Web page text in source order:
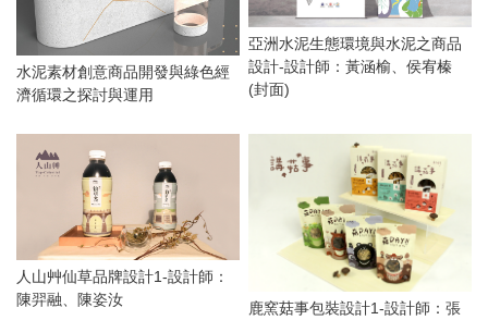
水泥素材創意商品開發與綠色經
濟循環之探討與運用
亞洲水泥生態環境與水泥之商品
設計-設計師：黃涵榆、侯宥榛
(封面)
人山艸仙草品牌設計1-設計師：
陳羿融、陳姿汝
鹿窯菇事包裝設計1-設計師：張